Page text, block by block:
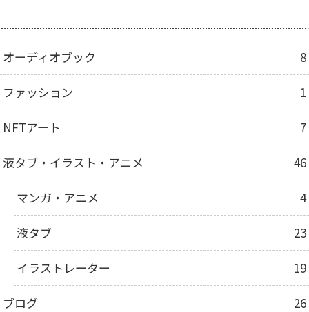
オーディオブック 8
ファッション 1
NFTアート 7
液タブ・イラスト・アニメ 46
マンガ・アニメ 4
液タブ 23
イラストレーター 19
ブログ 26